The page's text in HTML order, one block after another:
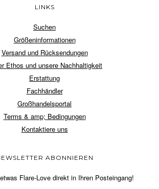
LINKS
Suchen
Größeninformationen
Versand und Rücksendungen
Ethos und unsere Nachhaltigkeit
Erstattung
Fachhändler
Großhandelsportal
Terms & amp; Bedingungen
Kontaktiere uns
ABONNIEREN
Flare-Love direkt in Ihren Posteingang!